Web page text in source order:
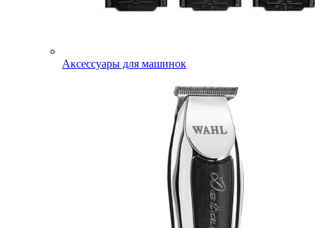
Аксессуары для машинок